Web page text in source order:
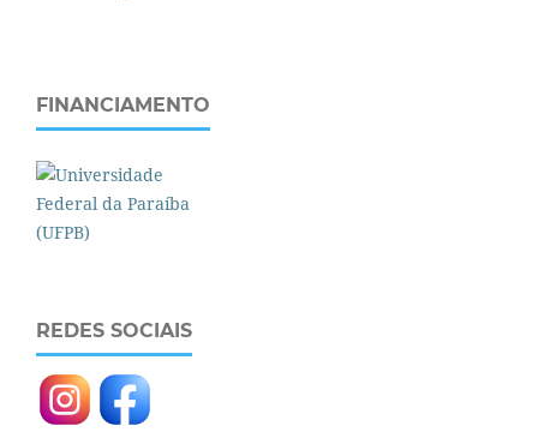
FINANCIAMENTO
REDES SOCIAIS